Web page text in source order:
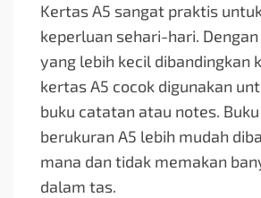
Kertas A5 sangat praktis
keperluan sehari-hari.
yang lebih kecil dibandingkan
kertas A5 cocok digunakan
buku catatan atau notes.
berukuran A5 lebih mudah
mana dan tidak memakan
dalam tas.